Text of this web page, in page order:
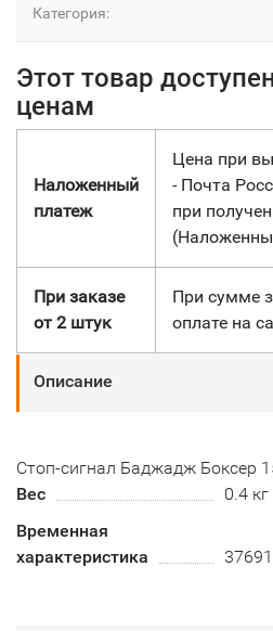
Категория:
Этот товар
ценам
Наложенный
платеж
Цена при
- Почта
при
При заказе
от 2 штук
При сумме
оплате на
Описание
Стоп-сигнал Баджадж Боксер
Вес
0.4 кг
Временная
характеристика
37691